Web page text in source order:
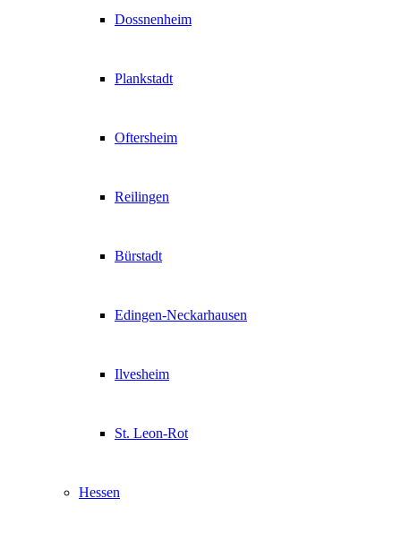
Dossnenheim
Plankstadt
Oftersheim
Reilingen
Bürstadt
Edingen-Neckarhausen
Ilvesheim
St. Leon-Rot
Hessen